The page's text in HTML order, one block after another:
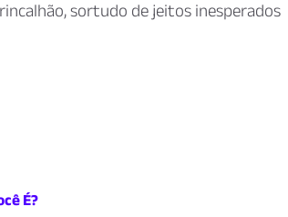
sortudo de jeitos inesperados
É?